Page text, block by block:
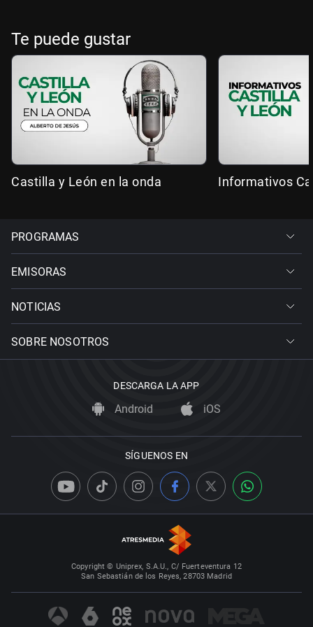
Te puede gustar
Castilla y León en la onda Informativos
PROGRAMAS
EMISORAS
NOTICIAS
SOBRE NOSOTROS
DESCARGA LA APP
Android iOS
SÍGUENOS EN
Copyright © Uniprex, S.A.U., C/ Fuerteventura 12
San Sebastián de los Reyes, 28703 Madrid